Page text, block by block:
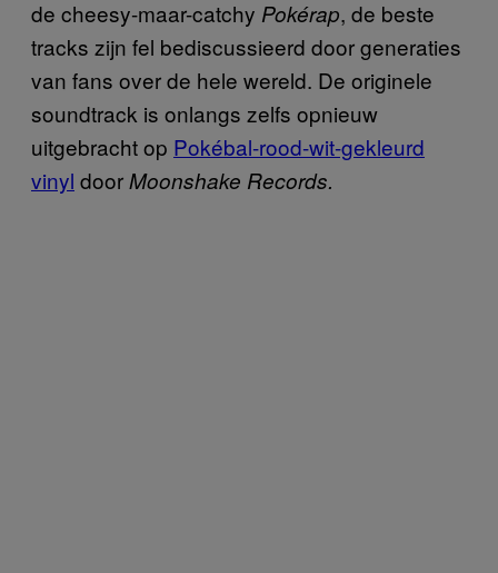
de cheesy-maar-catchy Pokérap, de beste
tracks zijn fel bediscussieerd door generaties
van fans over de hele wereld. De originele
soundtrack is onlangs zelfs opnieuw
uitgebracht op Pokébal-rood-wit-gekleurd
vinyl doorMoonshake Records.